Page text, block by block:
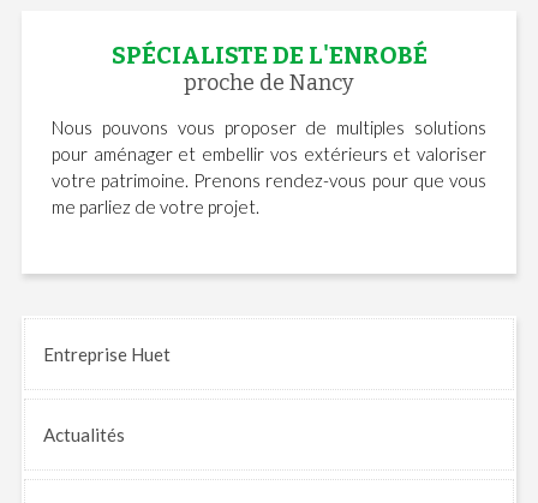
SPÉCIALISTE DE L'ENROBÉ
proche de Nancy
Nous pouvons vous proposer de multiples solutions
pour aménager et embellir vos extérieurs et valoriser
votre patrimoine. Prenons rendez-vous pour que vous
me parliez de votre projet.
Entreprise Huet
Actualités